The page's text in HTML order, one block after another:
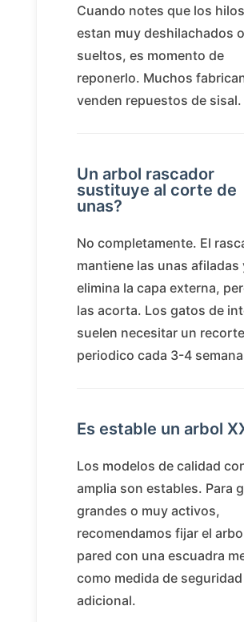
Cuando notes que los hilos
estan muy deshilachados o
sueltos, es momento de
reponerlo. Muchos
venden repuestos de sisal.
Un arbol rascador
sustituye al corte de
unas?
No completamente. El
mantiene las unas afiladas
elimina la capa externa,
las acorta. Los gatos de
suelen necesitar un recorte
periodico cada 3-4
Es estable un arbol
Los modelos de calidad
amplia son estables. Para
grandes o muy activos,
recomendamos fijar el
pared con una escuadra
como medida de seguridad
adicional.